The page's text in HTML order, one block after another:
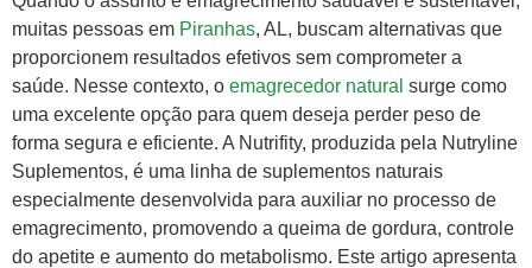
muitas pessoas em Piranhas, AL, buscam alternativas que
proporcionem resultados efetivos sem comprometer a
saúde. Nesse contexto, o emagrecedor natural surge como
uma excelente opção para quem deseja perder peso de
forma segura e eficiente. A Nutrifity, produzida pela Nutryline
Suplementos, é uma linha de suplementos naturais
especialmente desenvolvida para auxiliar no processo de
emagrecimento, promovendo a queima de gordura, controle
do apetite e aumento do metabolismo. Este artigo apresenta